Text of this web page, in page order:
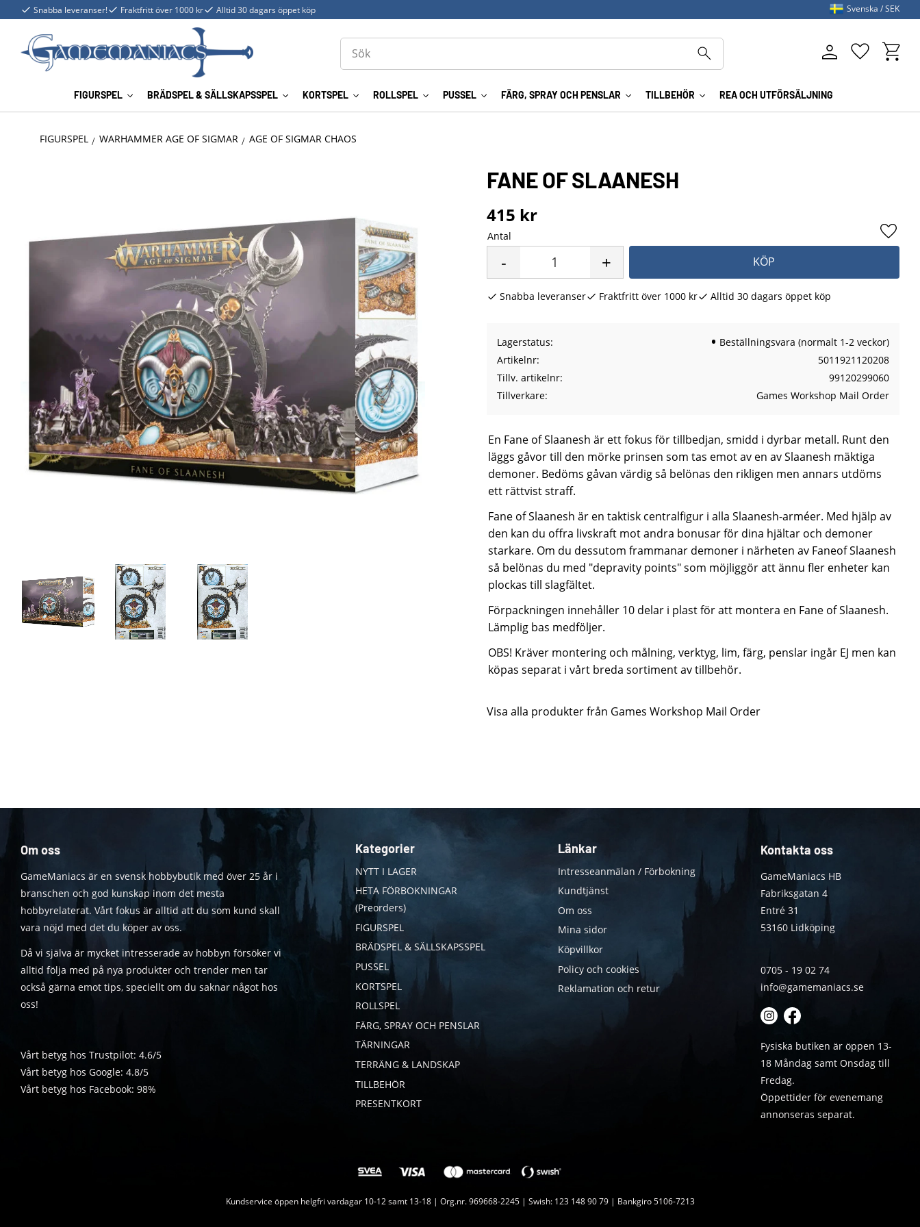
Snabba leveranser! Fraktfritt över 1000 kr Alltid 30 dagars öppet köp
FIGURSPEL BRÄDSPEL & SÄLLSKAPSSPEL KORTSPEL ROLLSPEL PUSSEL FÄRG, SPRAY OCH PENSLAR TILLBEHÖR REA OCH UTFÖRSÄLJNING
Favoriter
Svenska SEK
FIGURSPEL WARHAMMER AGE OF SIGMAR AGE OF SIGMAR CHAOS
FANE OF SLAANESH
415 kr
Antal
+
- KÖP
Lägg
Snabba leveranser Fraktfritt över 1000 kr Alltid 30 dagars öppet köp
Lagerstatus
Beställningsvara (normalt 1-2 veckor)
Artikelnr
5011921120208
Tillv. artikelnr
99120299060
Tillverkare
Games Workshop Mail Order
En Fane of Slaanesh är ett fokus för tillbedjan, smidd i dyrbar metall. Runt den
läggs gåvor till den mörke prinsen som tas emot av en av Slaanesh mäktiga
demoner. Bedöms gåvan värdig så belönas den rikligen men annars utdöms
ett rättvist straff.
Fane of Slaanesh är en taktisk centralfigur i alla Slaanesh-arméer. Med hjälp av
den kan du offra livskraft mot andra bonusar för dina hjältar och demoner
starkare. Om du dessutom frammanar demoner i närheten av Faneof Slaanesh
så belönas du med "depravity points" som möjliggör att ännu fler enheter kan
plockas till slagfältet.
Förpackningen innehåller 10 delar i plast för att montera en Fane of Slaanesh.
Lämplig bas medföljer.
OBS! Kräver montering och målning, verktyg, lim, färg, penslar ingår EJ men kan
köpas separat i vårt breda sortiment av tillbehör.
Visa alla produkter från Games Workshop Mail Order
Om oss
GameManiacs är en svensk hobbybutik med över 25 år i
branschen och god kunskap inom det mesta
hobbyrelaterat. Vårt fokus är alltid att du som kund skall
vara nöjd med det du köper av oss.
Då vi själva är mycket intresserade av hobbyn försöker vi
alltid följa med på nya produkter och trender men tar
också gärna emot tips, speciellt om du saknar något hos
oss!
Vårt betyg hos Trustpilot: 4.6/5
Vårt betyg hos Google: 4.8/5
Vårt betyg hos Facebook: 98%
Kategorier
NYTT I LAGER
HETA FÖRBOKNINGAR
(Preorders)
FIGURSPEL
BRÄDSPEL & SÄLLSKAPSSPEL
PUSSEL
KORTSPEL
ROLLSPEL
FÄRG, SPRAY OCH PENSLAR
TÄRNINGAR
TERRÄNG & LANDSKAP
TILLBEHÖR
PRESENTKORT
Länkar
Intresseanmälan / Förbokning
Kundtjänst
Om oss
Mina sidor
Köpvillkor
Policy och cookies
Reklamation och retur
Kontakta oss
GameManiacs HB
Fabriksgatan 4
Entré 31
53160 Lidköping
0705 - 19 02 74
info@gamemaniacs.se
Fysiska butiken är öppen 13-
18 Måndag samt Onsdag till
Fredag.
Öppettider för evenemang
annonseras separat.
Kundservice öppen helgfri vardagar 10-12 samt 13-18 | Org.nr. 969668-2245 | Swish: 123 148 90 79 | Bankgiro 5106-7213